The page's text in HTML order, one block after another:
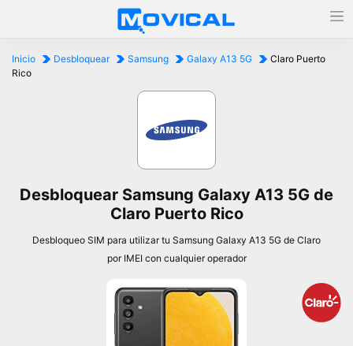
Inicio Desbloquear Samsung Galaxy A13 5G
Claro Puerto
Rico
Desbloquear Samsung Galaxy A13 5G de
Claro Puerto Rico
Desbloqueo SIM para utilizar tu Samsung Galaxy A13 5G de Claro
por IMEI con cualquier operador